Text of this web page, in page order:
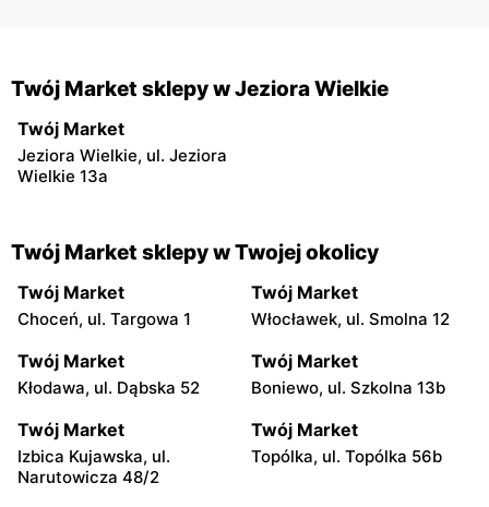
Twój Market sklepy w Jeziora Wielkie
Twój Market
Jeziora Wielkie, ul. Jeziora
Wielkie 13a
Twój Market sklepy w Twojej okolicy
Twój Market
Choceń, ul. Targowa 1
Twój Market
Włocławek, ul. Smolna 12
Twój Market
Kłodawa, ul. Dąbska 52
Twój Market
Boniewo, ul. Szkolna 13b
Twój Market
Izbica Kujawska, ul.
Narutowicza 48/2
Twój Market
Topólka, ul. Topólka 56b